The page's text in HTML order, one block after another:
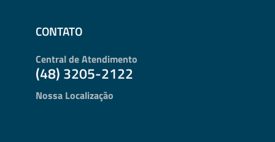
CONTATO
Central de Atendimento
(48) 3205-2122
Nossa Localização